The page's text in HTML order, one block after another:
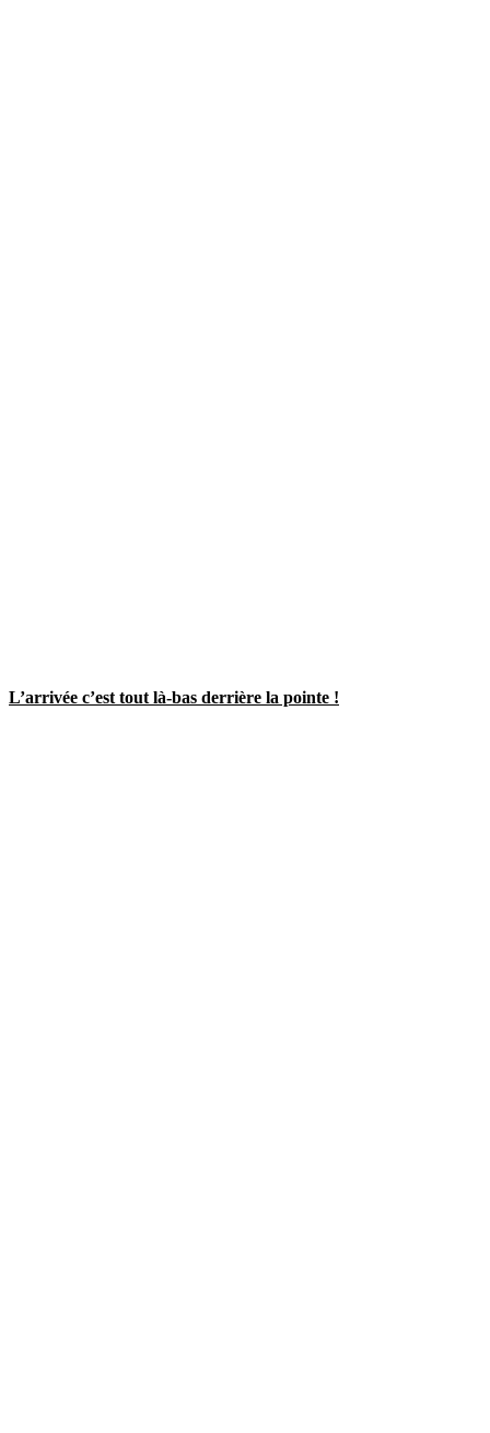
L’arrivée c’est tout là-bas derrière la pointe !